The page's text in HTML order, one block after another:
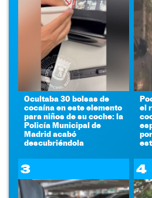
Ocultaba 30 bolsas de
cocaína en este elemento
para niños de su coche: la
Policía Municipal de
Madrid acabó
descubriéndola
el
3 4